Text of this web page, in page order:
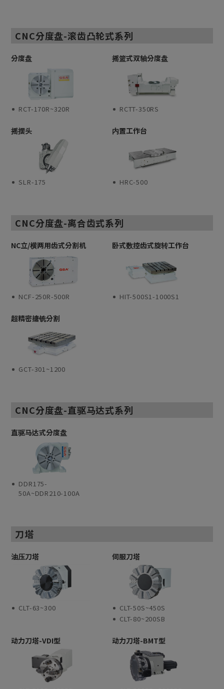
CNC分度盘-滚齿凸轮式系列
分度盘
RCT-170R~320R
摇篮式双轴分度盘
RCTT-350RS
摇摆头
SLR-175
内置工作台
HRC-500
CNC分度盘-离合齿式系列
NC立/横两用齿式分割机
NCF-250R-500R
卧式数控齿式旋转工作台
HIT-500S1-1000S1
超精密搪铣分割
GCT-301~1200
CNC分度盘-直驱马达式系列
直驱马达式分度盘
DDR175-
50A~DDR210-100A
刀塔
油压刀塔
CLT-63~300
伺服刀塔
CLT-50S~450S
CLT-80~200SB
动力刀塔-VDI型 动力刀塔-BMT型